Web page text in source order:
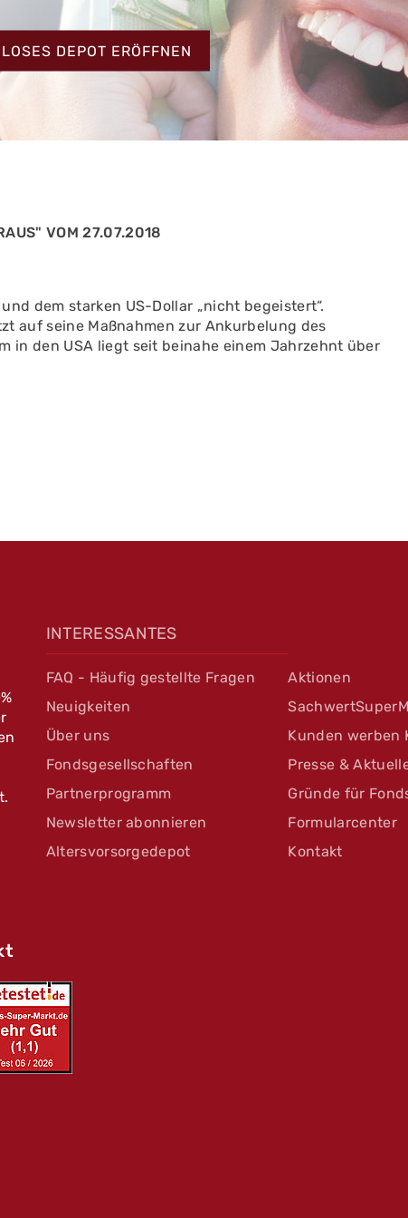
DEPOT ERÖFFNEN
VOM 27.07.2018
dem starken US-Dollar „nicht begeistert“.
auf seine Maßnahmen zur Ankurbelung des
in den USA liegt seit beinahe einem Jahrzehnt über
INTERESSANTES
FAQ - Häufig gestellte Fragen Aktionen
Neuigkeiten
Über uns
Kunden werben
Fondsgesellschaften
Presse &
Partnerprogramm
Gründe für
Newsletter abonnieren
Formularcenter
Altersvorsorgedepot
Kontakt